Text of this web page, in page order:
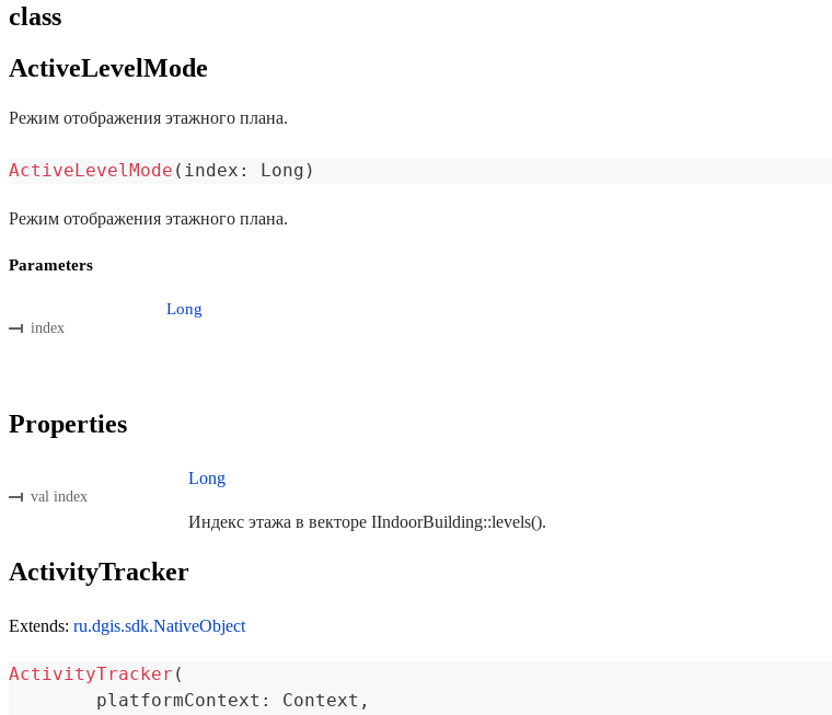
class
ActiveLevelMode
Режим отображения этажного плана.
ActiveLevelMode ( index : Long )
Режим отображения этажного плана.
Parameters
index
Long
Properties
val index
Long
Индекс этажа в векторе IIndoorBuilding::levels().
ActivityTracker
Extends: ru.dgis.sdk.NativeObject
ActivityTracker (
	platformContext
: Context ,